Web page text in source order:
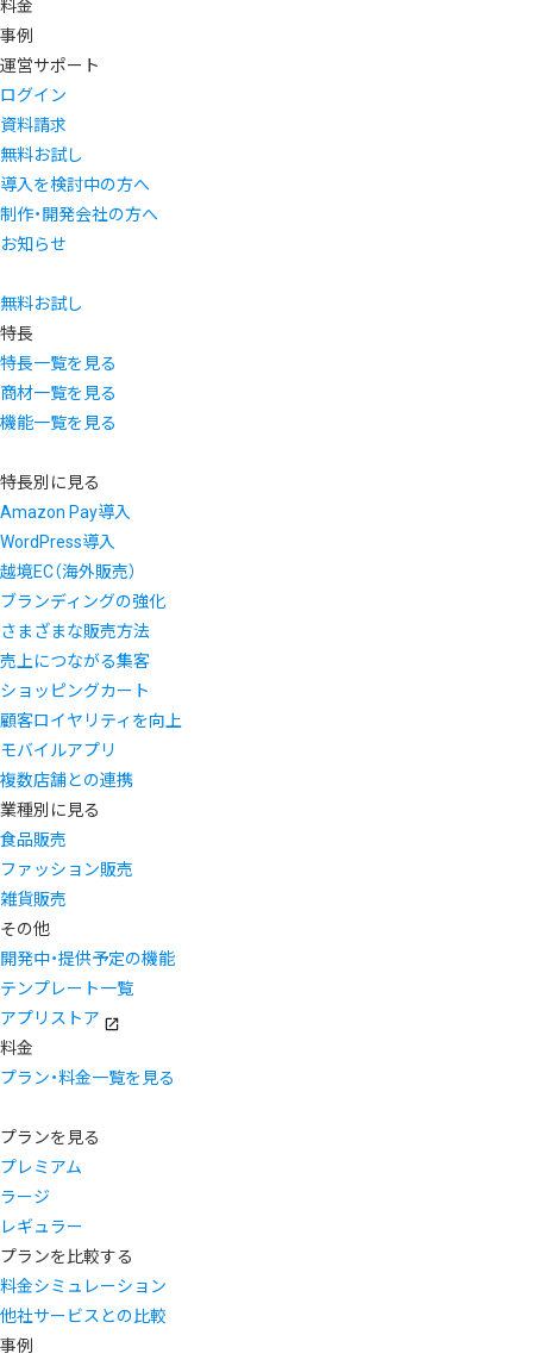
料金
事例
運営サポート
ログイン
資料請求
無料お試し
導入を検討中の方へ
制作・開発会社の方へ
お知らせ
無料お試し
特長
特長一覧を見る
商材一覧を見る
機能一覧を見る
特長別に見る
Amazon Pay導入
WordPress導入
越境EC（海外販売）
ブランディングの強化
さまざまな販売方法
売上につながる集客
ショッピングカート
顧客ロイヤリティを向上
モバイルアプリ
複数店舗との連携
業種別に見る
食品販売
ファッション販売
雑貨販売
その他
開発中・提供予定の機能
テンプレート一覧
アプリストア
料金
プラン・料金一覧を見る
プランを見る
プレミアム
ラージ
レギュラー
プランを比較する
料金シミュレーション
他社サービスとの比較
事例